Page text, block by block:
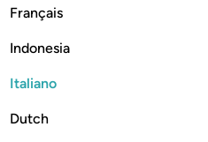
Français
Indonesia
Italiano
Dutch
and Ibrahim's